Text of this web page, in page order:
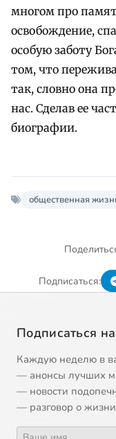
многом про
освобождение,
особую заботу
том, что
так, словно она
нас. Сделав ее
биографии.
общественная
Подписаться:
Подписаться
Каждую неделю в
— анонсы лучших
— новости
— разговор о